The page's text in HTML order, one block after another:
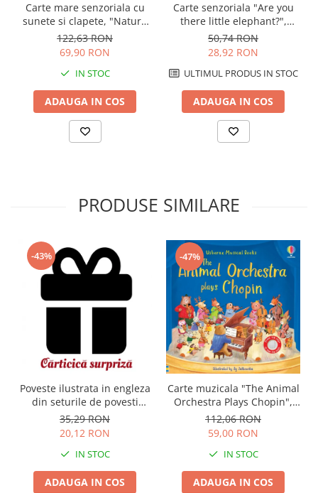
Carte mare senzoriala cu
sunete si clapete, "Nature
sounds Playbook",
cartonata, Usborne
122,63 RON
69,90 RON
IN STOC
ADAUGA IN COS
Carte senzoriala "Are you
there little elephant?",
cartonata, cu decupaje,
Usborne
50,74 RON
28,92 RON
ULTIMUL PRODUS IN STOC
ADAUGA IN COS
PRODUSE SIMILARE
-43%
Poveste ilustrata in engleza
din seturile de povesti
Usborne
35,29 RON
20,12 RON
IN STOC
ADAUGA IN COS
-47%
Carte muzicala "The Animal
Orchestra Plays Chopin",
cartonata, Usborne
112,06 RON
59,00 RON
IN STOC
ADAUGA IN COS